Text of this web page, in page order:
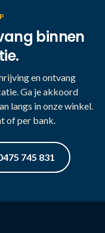
binnen
en ontvang
Ga je akkoord
langs in onze winkel.
of per bank.
745 831